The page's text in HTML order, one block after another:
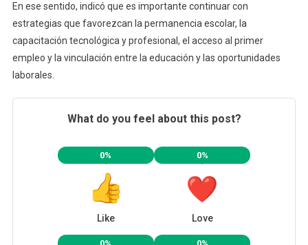
En ese sentido, indicó que es importante continuar con
estrategias que favorezcan la permanencia escolar, la
capacitación tecnológica y profesional, el acceso al primer
empleo y la vinculación entre la educación y las oportunidades
laborales.
What do you feel about this post?
0%
Like
0%
Love